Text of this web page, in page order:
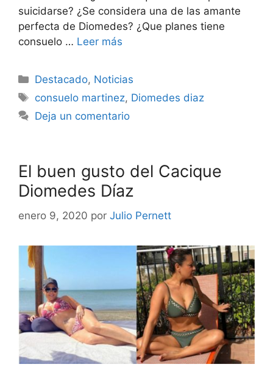
suicidarse? ¿Se considera una de las amante
perfecta de Diomedes? ¿Que planes tiene
consuelo … Leer más
Destacado, Noticias
consuelo martinez, Diomedes diaz
Deja un comentario
El buen gusto del Cacique
Diomedes Díaz
enero 9, 2020 por Julio Pernett